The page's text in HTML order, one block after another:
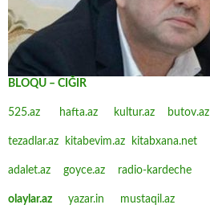
BLOQU – CIĞIR
525.az hafta.az kultur.az butov.az
tezadlar.az kitabevim.az kitabxana.net
adalet.az goyce.az radio-kardeche
olaylar.az yazar.in mustaqil.az